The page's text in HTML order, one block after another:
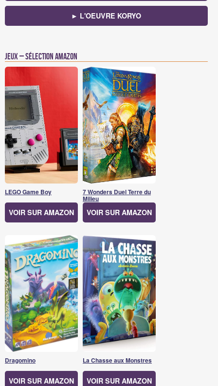
► L'OEUVRE KORYO
Jeux – Sélection Amazon
LEGO Game Boy
VOIR SUR AMAZON
7 Wonders Duel Terre du
Milieu
VOIR SUR AMAZON
Dragomino
VOIR SUR AMAZON
La Chasse aux Monstres
VOIR SUR AMAZON